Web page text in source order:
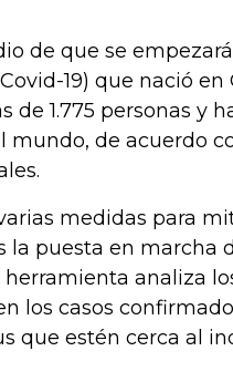
de que se
19) que nació
de 1.775 personas y
mundo, de acuerdo
medidas para
la puesta en marcha
herramienta analiza
los casos
que estén cerca al